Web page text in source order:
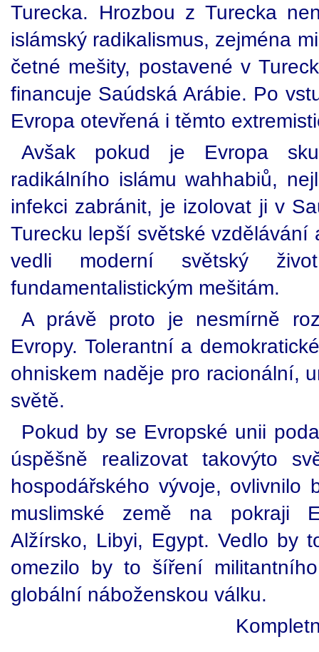
Turecka. Hrozbou z Turecka
islámský radikalismus, zejména
četné mešity, postavené v
financuje Saúdská Arábie. Po
Evropa otevřená i těmto
Avšak pokud je Evropa
radikálního islámu wahhabiů,
infekci zabránit, je izolovat ji v
Turecku lepší světské
vedli moderní světský
fundamentalistickým mešitám.
A právě proto je nesmírně
Evropy. Tolerantní a
ohniskem naděje pro racionální,
světě.
Pokud by se Evropské unii
úspěšně realizovat takovýto
hospodářského vývoje,
muslimské země na pokraji
Alžírsko, Libyi, Egypt. Vedlo by
omezilo by to šíření
globální náboženskou válku.